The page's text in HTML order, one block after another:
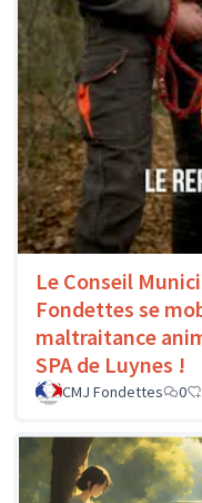
Le Conseil
Fondettes se
maltraitance
SPA de Luynes !
CMJ Fondettes 0